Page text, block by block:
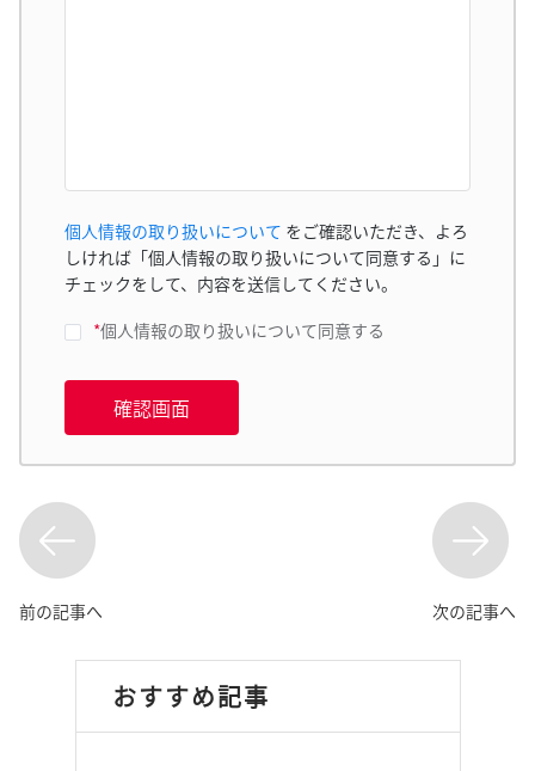
個人情報の取り扱いについて をご確認いただき、よろ
しければ「個人情報の取り扱いについて同意する」に
チェックをして、内容を送信してください。
*個人情報の取り扱いについて同意する
確認画面
前の記事へ 次の記事へ
おすすめ記事